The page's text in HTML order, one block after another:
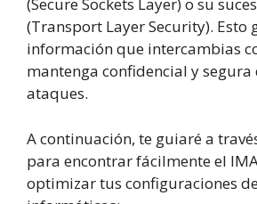
(Transport Layer Security). Esto
información que intercambias
mantenga confidencial y segura
ataques.
A continuación, te guiaré a
para encontrar fácilmente el
optimizar tus configuraciones